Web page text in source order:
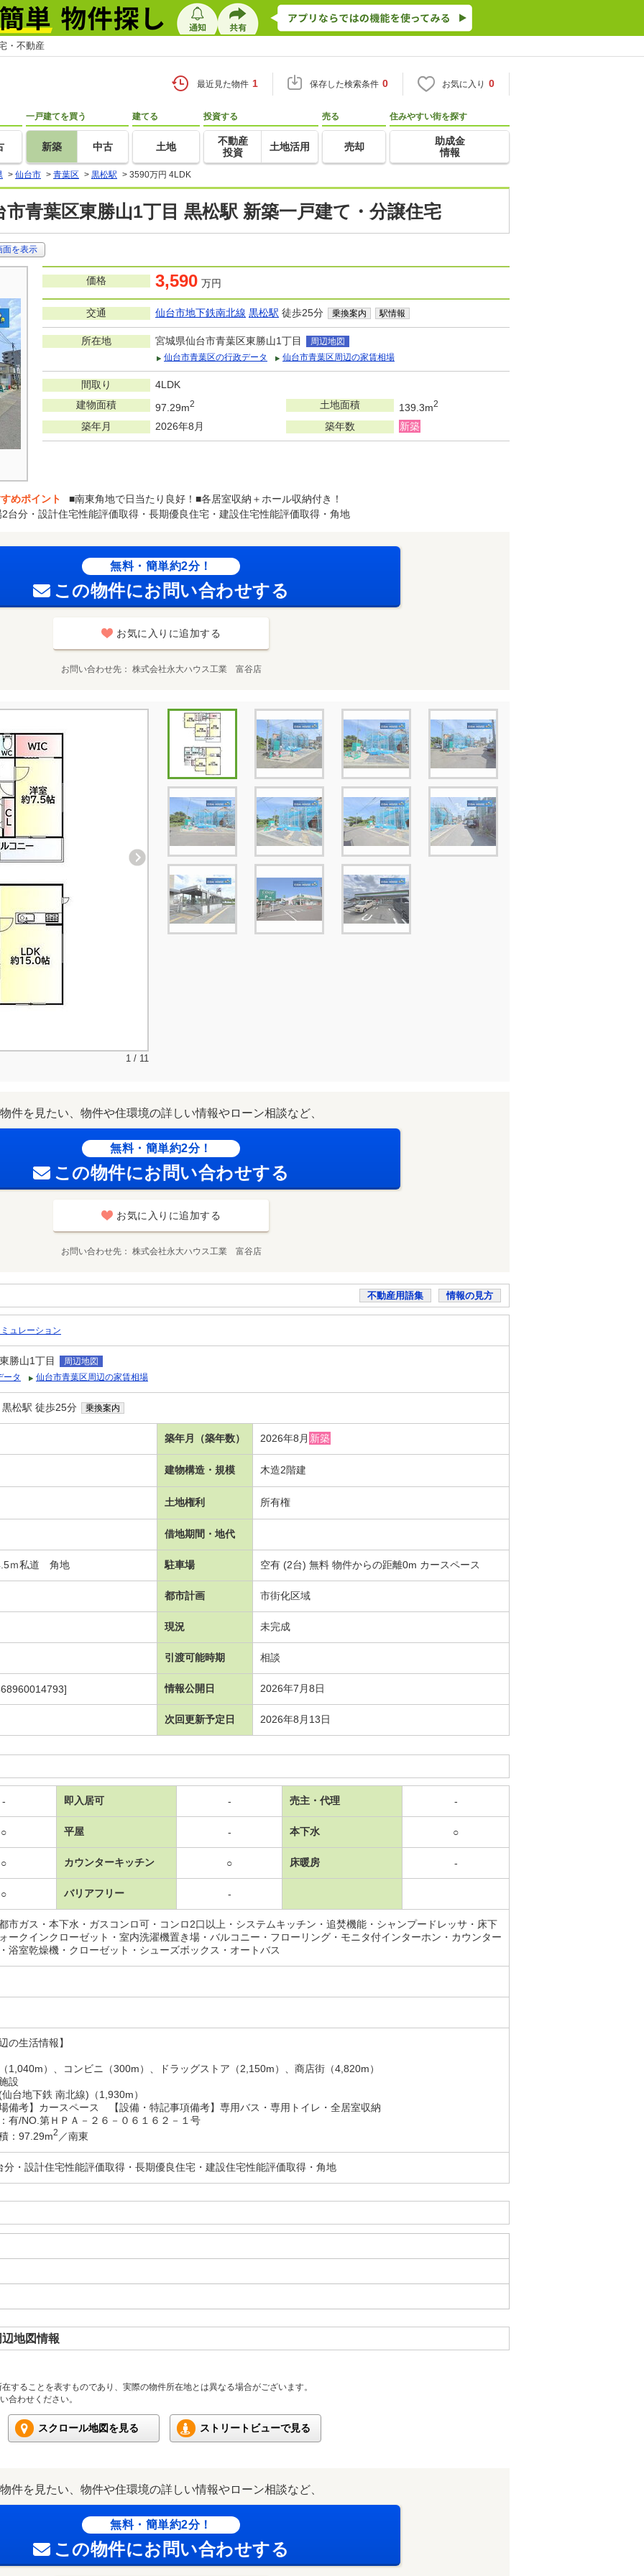
・不動産
最近見た物件 1 保存した検索条件 0 お気に入り 0
一戸建てを買う
新築 中古
建てる
土地
投資する
不動産
投資
土地活用
売る
売却
住みやすい街を探す
助成金
情報
> 仙台市 > 青葉区 > 黒松駅 > 3590万円 4LDK
市青葉区東勝山1丁目 黒松駅 新築一戸建て・分譲住宅
を表示
価格 3,590 万円
交通 仙台市地下鉄南北線 黒松駅 徒歩25分 乗換案内 駅情報
所在地 宮城県仙台市青葉区東勝山1丁目
周辺地図
仙台市青葉区の行政データ
仙台市青葉区周辺の家賃相場
間取り
4LDK
建物面積
97.29m2 土地面積 139.3m2
築年月 2026年8月 築年数 新築
めポイント
■南東角地で日当たり良好！■各居室収納＋ホール収納付き！
台分・設計住宅性能評価取得・長期優良住宅・建設住宅性能評価取得・角地
無料・簡単約2分！
この物件にお問い合わせする
お気に入りに追加する
お問い合わせ先 株式会社永大ハウス工業 富谷店
1 / 11
物件を見たい、物件や住環境の詳しい情報やローン相談など、
無料・簡単約2分！
この物件にお問い合わせする
お気に入りに追加する
お問い合わせ先 株式会社永大ハウス工業 富谷店
不動産用語集 情報の見方
ュレーション
勝山1丁目
周辺地図
ータ
仙台市青葉区周辺の家賃相場
松駅 徒歩25分 乗換案内
築年月（築年数） 2026年8月 新築
建物構造・規模 木造2階建
土地権利 所有権
借地期間・地代
ｍ私道 角地 駐車場 空有 (2台) 無料 物件からの距離0m カースペース
都市計画 市街化区域
現況 未完成
引渡可能時期 相談
情報公開日 2026年7月8日
次回更新予定日 2026年8月13日
- 即入居可 - 売主・代理 -
○ 平屋 - 本下水 ○
○ カウンターキッチン ○ 床暖房 -
○ バリアフリー -
市ガス・本下水・ガスコンロ可・コンロ2口以上・システムキッチン・追焚機能・シャンプードレッサ・床下
ークインクローゼット・室内洗濯機置き場・バルコニー・フローリング・モニタ付インターホン・カウンター
浴室乾燥機・クローゼット・シューズボックス・オートバス
の生活情報】
1,040m）、コンビニ（300m）、ドラッグストア（2,150m）、商店街（4,820m）
設
台地下鉄 南北線)（1,930m）
考】カースペース 【設備・特記事項備考】専用バス・専用トイレ・全居室収納
有/NO.第ＨＰＡ－２６－０６１６２－１号
：97.29m2 ／南東
分・設計住宅性能評価取得・長期優良住宅・建設住宅性能評価取得・角地
地図情報
することを表すものであり、実際の物件所在地とは異なる場合がございます。
合わせください。
スクロール地図を見る ストリートビューで見る
物件を見たい、物件や住環境の詳しい情報やローン相談など、
無料・簡単約2分！
この物件にお問い合わせする